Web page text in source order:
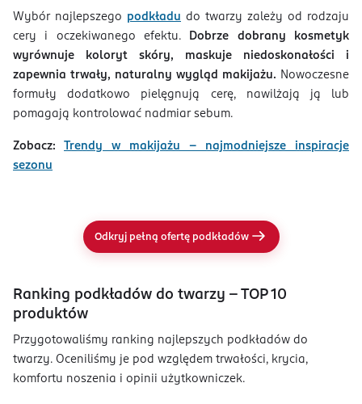
Wybór najlepszego podkładu do twarzy zależy od rodzaju
cery i oczekiwanego efektu.
Dobrze dobrany kosmetyk
wyrównuje koloryt skóry, maskuje niedoskonałości i
zapewnia trwały, naturalny wygląd makijażu. Nowoczesne
formuły dodatkowo pielęgnują cerę, nawilżają ją lub
pomagają kontrolować nadmiar sebum.
Zobacz:
Trendy w makijażu – najmodniejsze inspiracje
sezonu
Odkryj pełną ofertę podkładów
Ranking podkładów do twarzy – TOP 10
produktów
Przygotowaliśmy ranking najlepszych podkładów do
twarzy. Oceniliśmy je pod względem trwałości, krycia,
komfortu noszenia i opinii użytkowniczek.